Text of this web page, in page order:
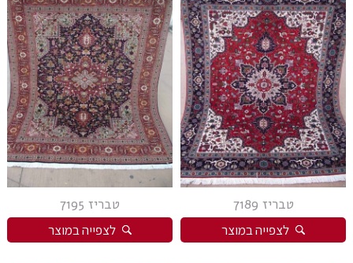
טבריז 7189
לצפייה במוצר
טבריז 7195
לצפייה במוצר